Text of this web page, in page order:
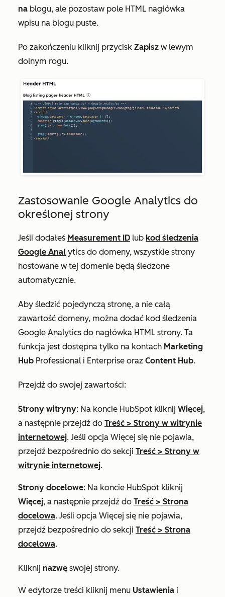
na blogu, ale pozostaw pole HTML nagłówka
wpisu na blogu puste.
Po zakończeniu kliknij przycisk Zapisz w lewym
dolnym rogu.
Zastosowanie Google Analytics do
określonej strony
Jeśli dodałeś Measurement ID lub kod śledzenia
Google Anal ytics do domeny, wszystkie strony
hostowane w tej domenie będą śledzone
automatycznie.
Aby śledzić pojedynczą stronę, a nie całą
zawartość domeny, można dodać kod śledzenia
Google Analytics do nagłówka HTML strony. Ta
funkcja jest dostępna tylko na kontach Marketing
Hub Professional i Enterprise oraz Content Hub.
Przejdź do swojej zawartości:
Strony witryny: Na koncie HubSpot kliknij Więcej,
a następnie przejdź do Treść > Strony w witrynie
internetowej. Jeśli opcja Więcej się nie pojawia,
przejdź bezpośrednio do sekcji Treść > Strony w
witrynie internetowej.
Strony docelowe: Na koncie HubSpot kliknij
Więcej, a następnie przejdź do Treść > Strona
docelowa. Jeśli opcja Więcej się nie pojawia,
przejdź bezpośrednio do sekcji Treść > Strona
docelowa.
Kliknij nazwę swojej strony.
W edytorze treści kliknij menu Ustawienia i